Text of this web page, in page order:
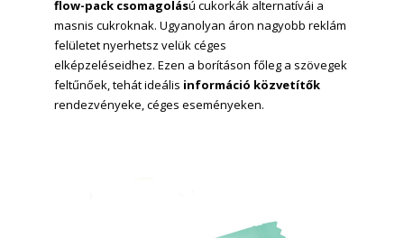
flow-pack csomagolású cukorkák alternatívái a
masnis cukroknak. Ugyanolyan áron nagyobb reklám
felületet nyerhetsz velük céges
elképzeléseidhez. Ezen a borításon főleg a szövegek
feltűnőek, tehát ideális információ közvetítők
rendezvényeke, céges eseményeken.